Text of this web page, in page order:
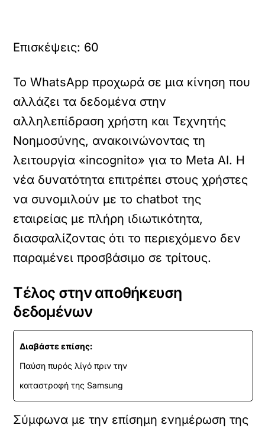
Επισκέψεις: 60
Το WhatsApp προχωρά σε μια κίνηση που
αλλάζει τα δεδομένα στην
αλληλεπίδραση χρήστη και Τεχνητής
Νοημοσύνης, ανακοινώνοντας τη
λειτουργία «incognito» για το Meta AI. Η
νέα δυνατότητα επιτρέπει στους χρήστες
να συνομιλούν με το chatbot της
εταιρείας με πλήρη ιδιωτικότητα,
διασφαλίζοντας ότι το περιεχόμενο δεν
παραμένει προσβάσιμο σε τρίτους.
Τέλος στην αποθήκευση
δεδομένων
Διαβάστε επίσης:
Παύση πυρός λίγό πριν την
καταστροφή της Samsung
Σύμφωνα με την επίσημη ενημέρωση της